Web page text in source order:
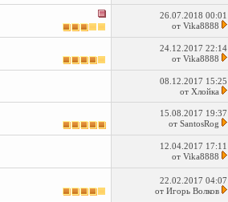
26.07.2018 00:01
от Vika8888
24.12.2017 22:14
от Vika8888
08.12.2017 15:25
от Хлойка
15.08.2017 19:37
от SantosRog
12.04.2017 17:11
от Vika8888
22.02.2017 04:07
от Игорь Волков